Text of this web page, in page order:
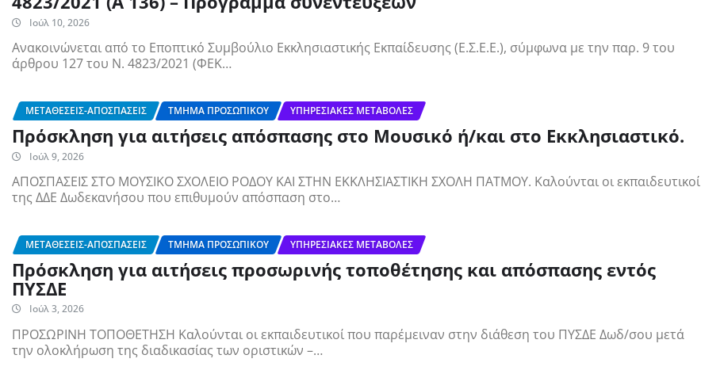
Ιούλ 10, 2026
Ανακοινώνεται από το Εποπτικό Συμβούλιο Εκκλησιαστικής Εκπαίδευσης (Ε.Σ.Ε.Ε.), σύμφωνα με την παρ. 9 του
άρθρου 127 του Ν. 4823/2021 (ΦΕΚ…
ΜΕΤΑΘΈΣΕΙΣ-ΑΠΟΣΠΆΣΕΙΣ ΤΜΉΜΑ ΠΡΟΣΩΠΙΚΟΎ ΥΠΗΡΕΣΙΑΚΈΣ ΜΕΤΑΒΟΛΈΣ
Πρόσκληση για αιτήσεις απόσπασης στο Μουσικό ή/και στο Εκκλησιαστικό.
Ιούλ 9, 2026
ΑΠΟΣΠΑΣΕΙΣ ΣΤΟ ΜΟΥΣΙΚΟ ΣΧΟΛΕΙΟ ΡΟΔΟΥ ΚΑΙ ΣΤΗΝ ΕΚΚΛΗΣΙΑΣΤΙΚΗ ΣΧΟΛΗ ΠΑΤΜΟΥ. Καλούνται οι εκπαιδευτικοί
της ΔΔΕ Δωδεκανήσου που επιθυμούν απόσπαση στο…
ΜΕΤΑΘΈΣΕΙΣ-ΑΠΟΣΠΆΣΕΙΣ ΤΜΉΜΑ ΠΡΟΣΩΠΙΚΟΎ ΥΠΗΡΕΣΙΑΚΈΣ ΜΕΤΑΒΟΛΈΣ
Πρόσκληση για αιτήσεις προσωρινής τοποθέτησης και απόσπασης εντός
ΠΥΣΔΕ
Ιούλ 3, 2026
ΠΡΟΣΩΡΙΝΗ ΤΟΠΟΘΕΤΗΣΗ Καλούνται οι εκπαιδευτικοί που παρέμειναν στην διάθεση του ΠΥΣΔΕ Δωδ/σου μετά
την ολοκλήρωση της διαδικασίας των οριστικών –…